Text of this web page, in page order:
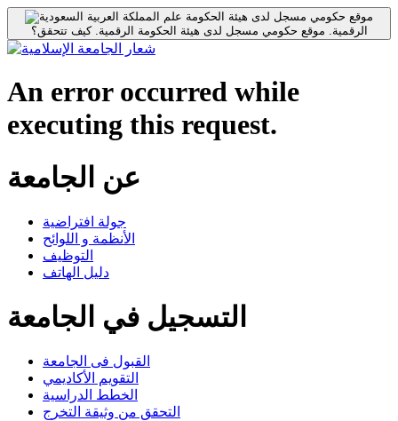
موقع حكومي مسجل لدى هيئة الحكومة
الرقمية. موقع حكومي مسجل لدى هيئة الحكومة الرقمية.كيف تتحقق؟
An error occurred while
executing this request.
عن الجامعة
جولة افتراضية
الأنظمة و اللوائح
التوظيف
دليل الهاتف
التسجيل في الجامعة
القبول فى الجامعة
التقويم الأكاديمي
الخطط الدراسية
التحقق من وثيقة التخرج